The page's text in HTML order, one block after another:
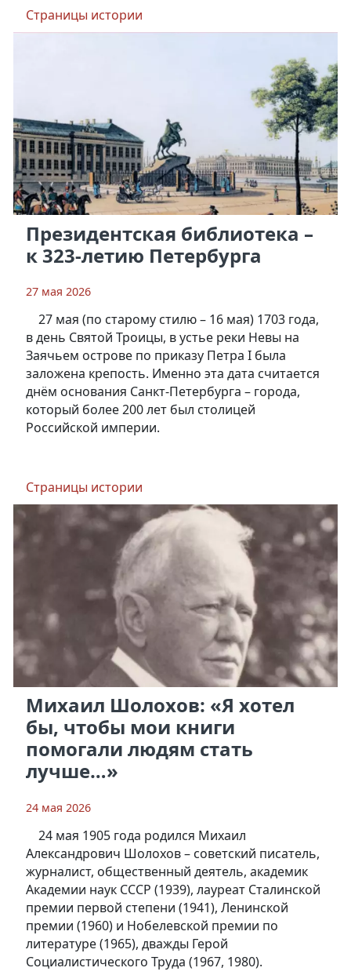
Страницы истории
Президентская библиотека –
к 323-летию Петербурга
27 мая 2026
27 мая (по старому стилю – 16 мая) 1703 года,
в день Святой Троицы, в устье реки Невы на
Заячьем острове по приказу Петра I была
заложена крепость. Именно эта дата считается
днём основания Санкт-Петербурга – города,
который более 200 лет был столицей
Российской империи.
Страницы истории
Михаил Шолохов: «Я хотел
бы, чтобы мои книги
помогали людям стать
лучше…»
24 мая 2026
24 мая 1905 года родился Михаил
Александрович Шолохов – советский писатель,
журналист, общественный деятель, академик
Академии наук СССР (1939), лауреат Сталинской
премии первой степени (1941), Ленинской
премии (1960) и Нобелевской премии по
литературе (1965), дважды Герой
Социалистического Труда (1967, 1980).